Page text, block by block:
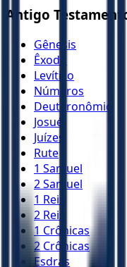
Antigo
Gênesis
Êxodo
Levítico
Números
Deuteronômio
Josué
Juízes
Rute
1 Samuel
2 Samuel
1 Reis
2 Reis
1 Crônicas
2 Crônicas
Esdras